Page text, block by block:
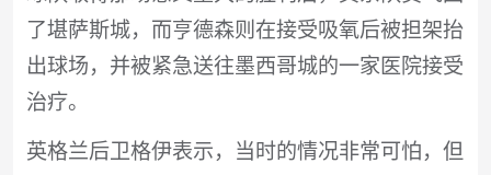
了堪萨斯城，而亨德森则在接受吸氧后被担架抬
出球场，并被紧急送往墨西哥城的一家医院接受
治疗。
英格兰后卫格伊表示，当时的情况非常可怕，但